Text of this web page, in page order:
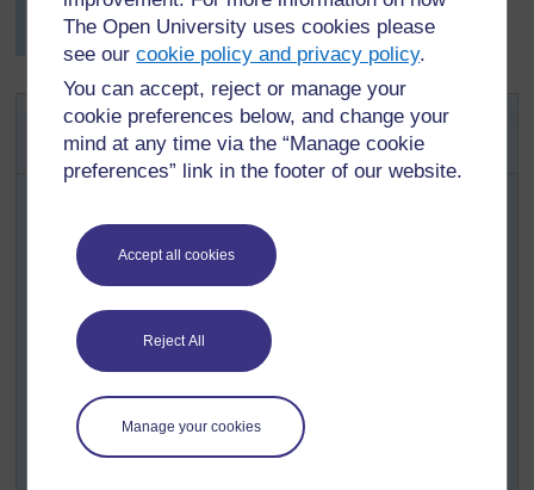
The Open University uses cookies please
see ourcookie policy and privacy policy.
You can accept, reject or manage your
cookie preferences below, and change your
mind at any time via the “Manage cookie
preferences” link in the footer of our website.
Accept all cookies
Reject All
Manage your cookies
Mwishowe, hadithi hizo zilitengenezwa kitabu kwa ajili
ya maktaba ya darasa.
Shughuli ya 1: Kuwa msomaji
makinifu wa hadithi
Tafuta hadithi ambapo wahusika, mandhari na matukio
mmoja (k.m. wanyama wazuri, wazazi wa mwanafunzi
mtukutu).
kuwa umewaonesha michoro.
Waulize maswali yanayowachochea kufikiri kimakinifu
(Angalia
Nyenzo-rejea 1: Uulizaji wa maswali
mifano ya maswali ambayo ungetumia.)